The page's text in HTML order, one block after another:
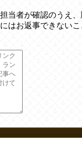
当者が確認のうえ
はお返事できない